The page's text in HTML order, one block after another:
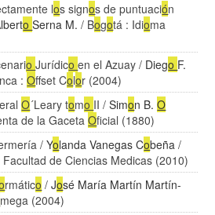
los signos de puntuación
oSerna M. / Bogotá : Idioma
oJurídicoen el Azuay / Diego F.
:Offset Color (2004)
O´Leary tomo II /Simon B.O
de la GacetaOficial (1880)
/Yolanda Vanegas Cobeña /
de Ciencias Medicas (2010)
rmático /José María Martín Martín-
mega (2004)